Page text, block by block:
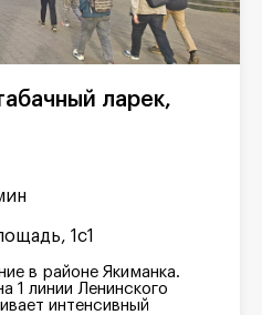
1с1
в районе Якиманка.
1 линии Ленинского
интенсивный